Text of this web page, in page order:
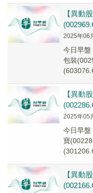
【異動
2025年06
今日早盤
包裝
【異動
2025年05
今日早盤
寶
【異動